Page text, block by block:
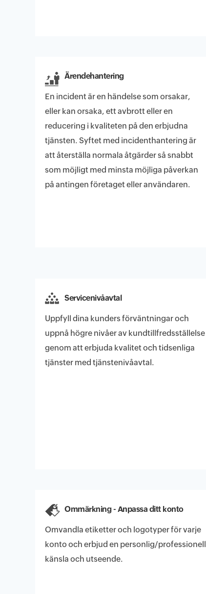
Ärendehantering
En incident är en händelse som orsakar,
eller kan orsaka, ett avbrott eller en
reducering i kvaliteten på den erbjudna
tjänsten. Syftet med incidenthantering är
att återställa normala åtgärder så snabbt
som möjligt med minsta möjliga påverkan
på antingen företaget eller användaren.
Servicenivåavtal
Uppfyll dina kunders förväntningar och
uppnå högre nivåer av kundtillfredsställelse
genom att erbjuda kvalitet och tidsenliga
tjänster med tjänstenivåavtal.
Ommärkning - Anpassa ditt konto
Omvandla etiketter och logotyper för varje
konto och erbjud en personlig/professionell
känsla och utseende.